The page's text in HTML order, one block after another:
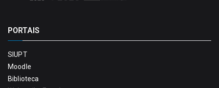
PORTAIS
SIUPT
Moodle
Biblioteca